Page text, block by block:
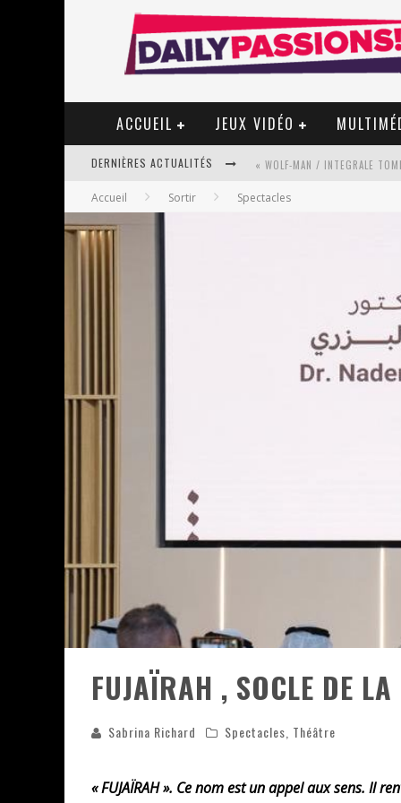
ACCUEIL JEUX VIDÉO
DERNIÈRES ACTUALITÉS « WOLF-MAN / INTEGRALE
PSYRIVER 2026 : LA MAGIE
« DAMN THEM ALL » - UN DUO
Accueil Sortir Spectacles
FUJAÏRAH , SOCLE DE LA
Sabrina Richard Spectacles Théâtre
« FUJAÏRAH ». Ce nom est un appel aux sens. Il